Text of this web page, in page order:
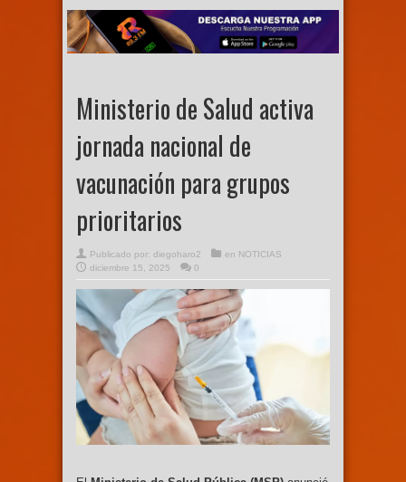
Ministerio de Salud activa
jornada nacional de
vacunación para grupos
prioritarios
Publicado por: diegoharo2 en NOTICIAS
diciembre 15, 2025
0